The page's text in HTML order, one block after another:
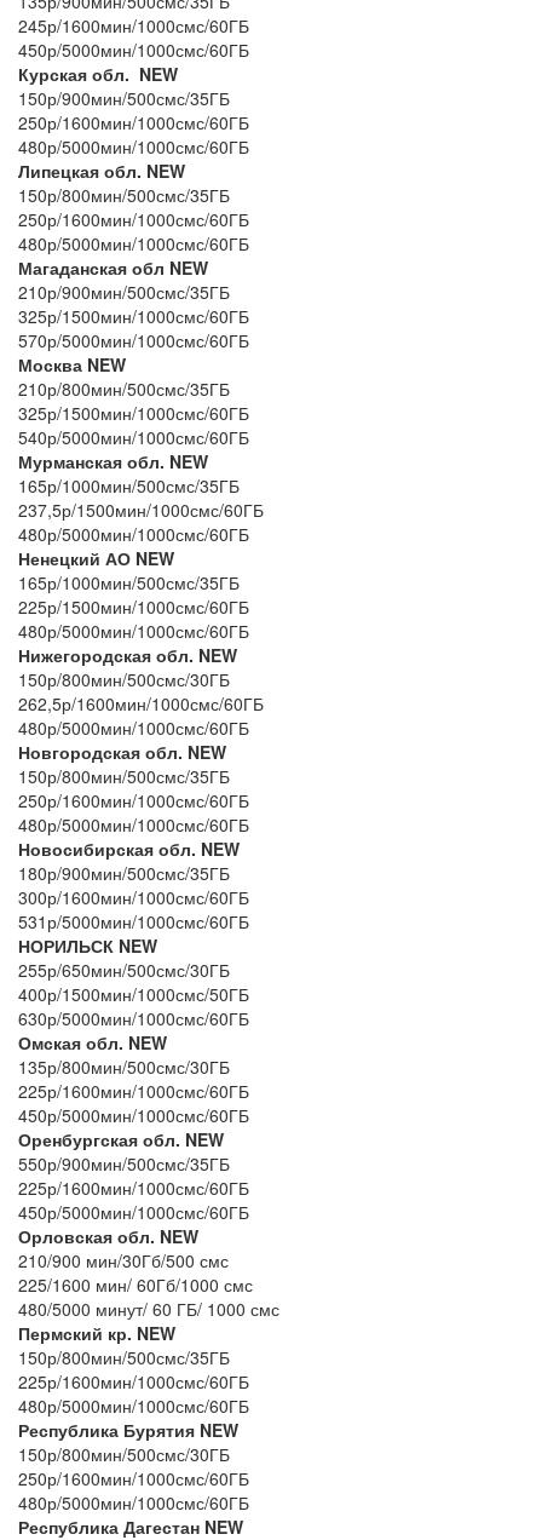
245р/1600мин/1000смс/60ГБ
450р/5000мин/1000смс/60ГБ
Курская обл. NEW
150р/900мин/500смс/35ГБ
250р/1600мин/1000смс/60ГБ
480р/5000мин/1000смс/60ГБ
Липецкая обл. NEW
150р/800мин/500смс/35ГБ
250р/1600мин/1000смс/60ГБ
480р/5000мин/1000смс/60ГБ
Магаданская обл NEW
210р/900мин/500смс/35ГБ
325р/1500мин/1000смс/60ГБ
570р/5000мин/1000смс/60ГБ
Москва NEW
210р/800мин/500смс/35ГБ
325р/1500мин/1000смс/60ГБ
540р/5000мин/1000смс/60ГБ
Мурманская обл. NEW
165р/1000мин/500смс/35ГБ
237,5р/1500мин/1000смс/60ГБ
480р/5000мин/1000смс/60ГБ
Ненецкий АО NEW
165р/1000мин/500смс/35ГБ
225р/1500мин/1000смс/60ГБ
480р/5000мин/1000смс/60ГБ
Нижегородская обл. NEW
150р/800мин/500смс/30ГБ
262,5р/1600мин/1000смс/60ГБ
480р/5000мин/1000смс/60ГБ
Новгородская обл. NEW
150р/800мин/500смс/35ГБ
250р/1600мин/1000смс/60ГБ
480р/5000мин/1000смс/60ГБ
Новосибирская обл. NEW
180р/900мин/500смс/35ГБ
300р/1600мин/1000смс/60ГБ
531р/5000мин/1000смс/60ГБ
НОРИЛЬСК NEW
255р/650мин/500смс/30ГБ
400р/1500мин/1000смс/50ГБ
630р/5000мин/1000смс/60ГБ
Омская обл. NEW
135р/800мин/500смс/30ГБ
225р/1600мин/1000смс/60ГБ
450р/5000мин/1000смс/60ГБ
Оренбургская обл. NEW
550р/900мин/500смс/35ГБ
225р/1600мин/1000смс/60ГБ
450р/5000мин/1000смс/60ГБ
Орловская обл. NEW
210/900 мин/30Гб/500 смс
225/1600 мин/ 60Гб/1000 смс
480/5000 минут/ 60 ГБ/ 1000 смс
Пермский кр. NEW
150р/800мин/500смс/35ГБ
225р/1600мин/1000смс/60ГБ
480р/5000мин/1000смс/60ГБ
Республика Бурятия NEW
150р/800мин/500смс/30ГБ
250р/1600мин/1000смс/60ГБ
480р/5000мин/1000смс/60ГБ
Республика Дагестан NEW